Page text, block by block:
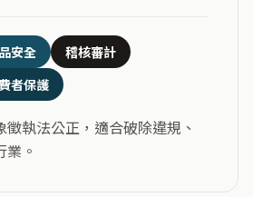
安全
稽核審計
者保護
執法公正，適合破除違規、
。